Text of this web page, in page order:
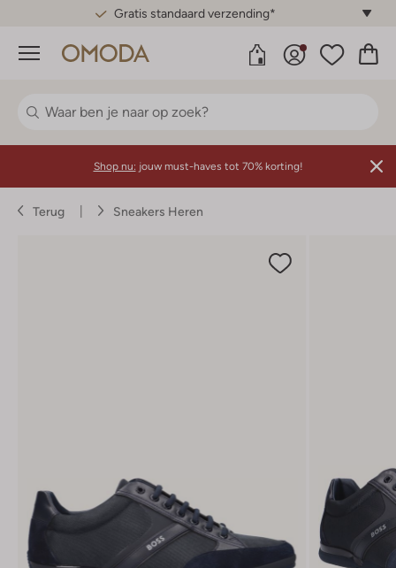
Gratis standaard verzending*
Menu
Shop nu: jouw must-haves tot 70% korting!
Terug Sneakers Heren